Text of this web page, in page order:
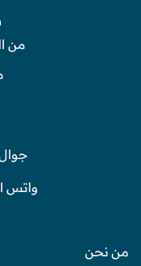
من
واتس
من نحن